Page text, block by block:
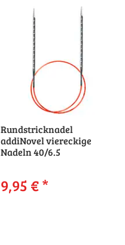
Rundstricknadel
addiNovel viereckige
Nadeln 40/6.5
9,95 €*